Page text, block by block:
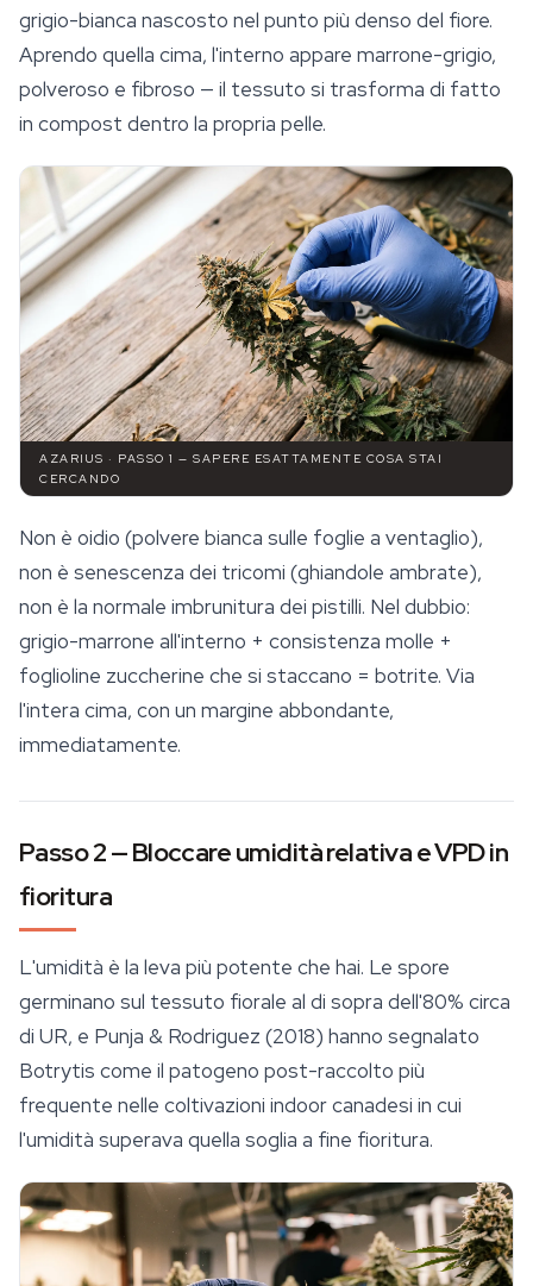
grigio-bianca nascosto nel punto più denso del fiore.
Aprendo quella cima, l'interno appare marrone-grigio,
polveroso e fibroso — il tessuto si trasforma di fatto
in compost dentro la propria pelle.
AZARIUS · PASSO 1 — SAPERE ESATTAMENTE COSA STAI
CERCANDO
Non è oidio (polvere bianca sulle foglie a ventaglio),
non è senescenza dei tricomi (ghiandole ambrate),
non è la normale imbrunitura dei pistilli. Nel dubbio:
grigio-marrone all'interno + consistenza molle +
foglioline zuccherine che si staccano = botrite. Via
l'intera cima, con un margine abbondante,
immediatamente.
Passo 2 — Bloccare umidità relativa e VPD in
fioritura
L'umidità è la leva più potente che hai. Le spore
germinano sul tessuto fiorale al di sopra dell'80% circa
di UR, e Punja & Rodriguez (2018) hanno segnalato
Botrytis come il patogeno post-raccolto più
frequente nelle coltivazioni indoor canadesi in cui
l'umidità superava quella soglia a fine fioritura.